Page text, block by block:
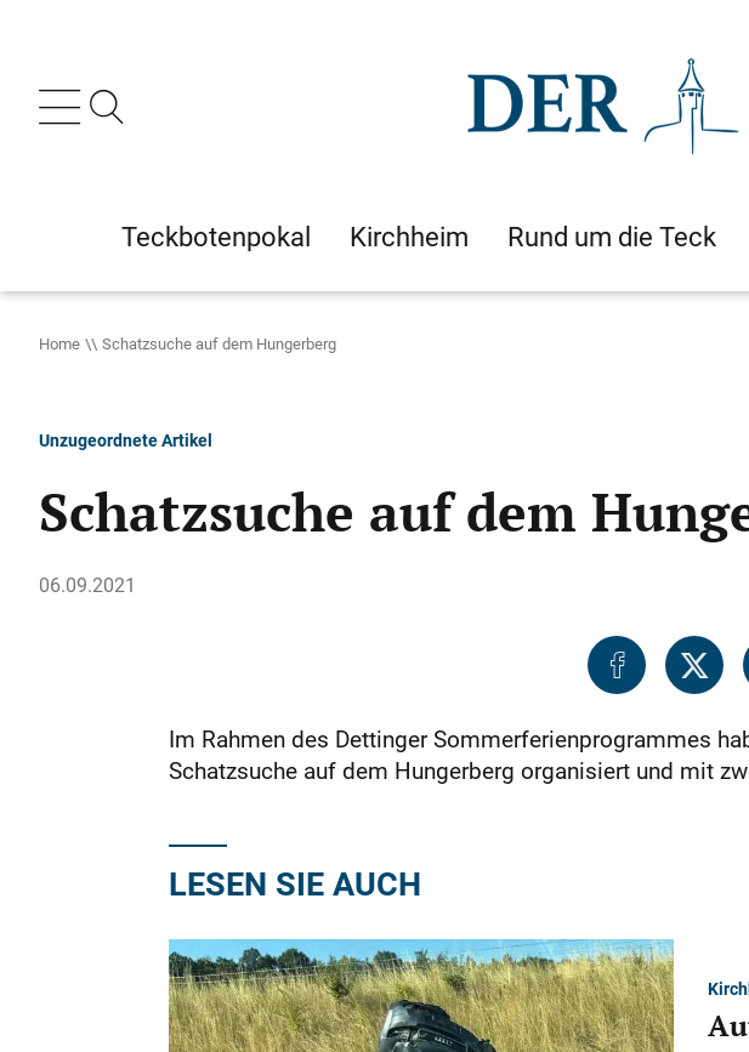
Teckbotenpokal Kirchheim Rund um die Teck
Home Schatzsuche auf dem Hungerberg
Unzugeordnete Artikel
Schatzsuche auf dem
06.09.2021
Im Rahmen des Dettinger Sommerferienprogrammes
Schatzsuche auf dem Hungerberg organisiert und mit
LESEN SIE AUCH